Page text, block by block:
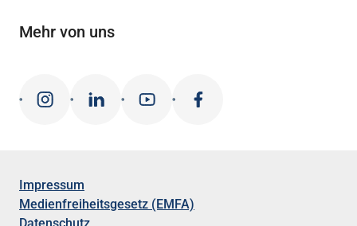
Mehr von uns
Impressum
Medienfreiheitsgesetz (EMFA)